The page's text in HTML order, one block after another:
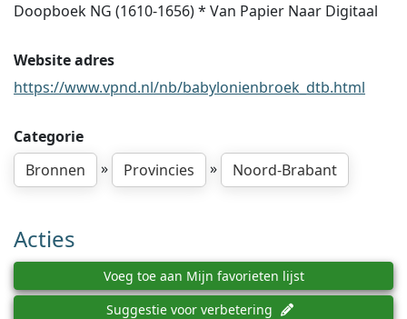
Doopboek NG (1610-1656) * Van Papier Naar Digitaal
Website adres
https://www.vpnd.nl/nb/babylonienbroek_dtb.html
Categorie
Bronnen
» Provincies » Noord-Brabant
Acties
Voeg toe aan Mijn favorieten lijst
Suggestie voor verbetering